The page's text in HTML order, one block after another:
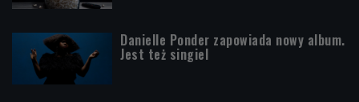
Danielle Ponder zapowiada nowy album.
Jest też singiel